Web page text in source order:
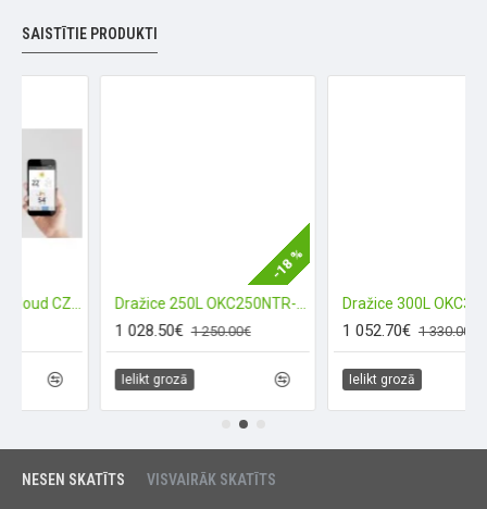
SAISTĪTIE PRODUKTI
Panasonic Smart Cloud CZ-TAW1B (Wi-FI)
-18 %
Dražice 250L OKC250NTR-HP
1 028.50€ 1 250.00€
Ielikt grozā
1 052.70€ 1 330.00€
Ielikt grozā
NESEN SKATĪTS VISVAIRĀK SKATĪTS